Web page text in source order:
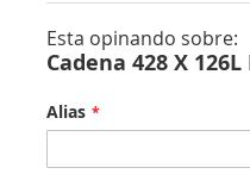
Esta opinando sobre:
Cadena 428 X
Alias